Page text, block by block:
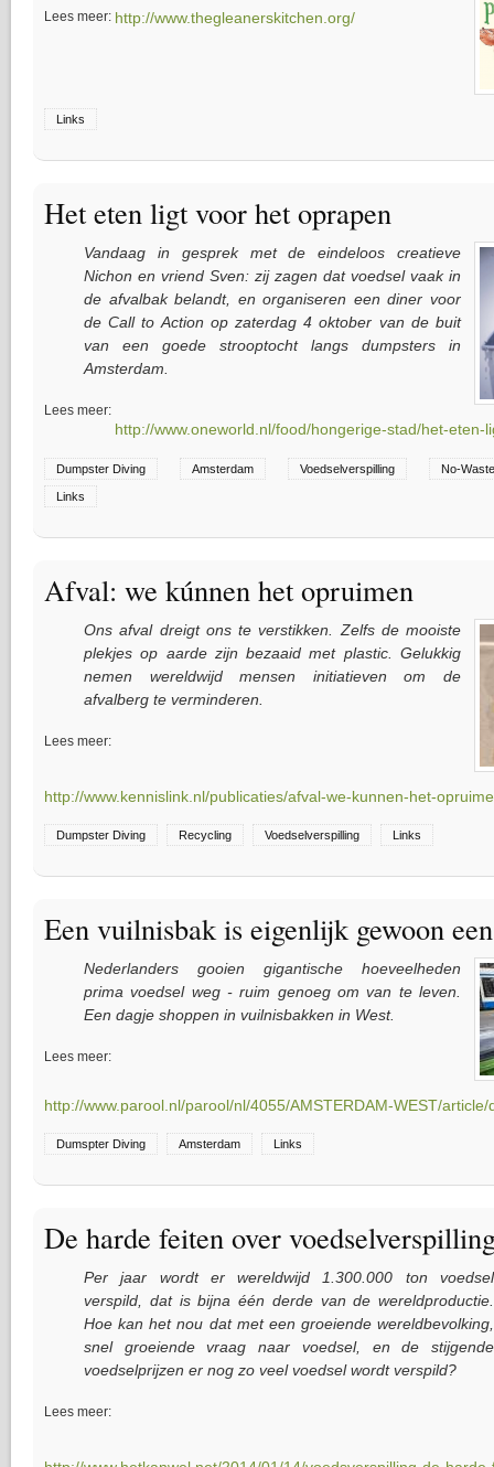
Lees meer: http://www.thegleanerskitchen.org/
Links
Het eten ligt voor het oprapen
Vandaag in gesprek met de eindeloos creatieve
Nichon en vriend Sven: zij zagen dat voedsel vaak in
de afvalbak belandt, en organiseren een diner voor
de Call to Action op zaterdag 4 oktober van de buit
van een goede strooptocht langs dumpsters in
Amsterdam.
Lees meer:
http://www.oneworld.nl/food/hongerige-stad/het-eten-
Dumpster Diving Amsterdam Voedselverspilling No-
Links
Afval: we kúnnen het opruimen
Ons afval dreigt ons te verstikken. Zelfs de mooiste
plekjes op aarde zijn bezaaid met plastic. Gelukkig
nemen wereldwijd mensen initiatieven om de
afvalberg te verminderen.
Lees meer:
http://www.kennislink.nl/publicaties/afval-we-kunnen-het-
Dumpster Diving Recycling Voedselverspilling Links
Een vuilnisbak is eigenlijk gewoon
Nederlanders gooien gigantische hoeveelheden
prima voedsel weg - ruim genoeg om van te leven.
Een dagje shoppen in vuilnisbakken in West.
Lees meer:
http://www.parool.nl/parool/nl/4055/AMSTERDAM-WEST/
Dumspter Diving Amsterdam Links
De harde feiten over
Per jaar wordt er wereldwijd 1.300.000 ton voedsel
verspild, dat is bijna één derde van de wereldproductie.
Hoe kan het nou dat met een groeiende wereldbevolking,
snel groeiende vraag naar voedsel, en de stijgende
voedselprijzen er nog zo veel voedsel wordt verspild?
Lees meer: